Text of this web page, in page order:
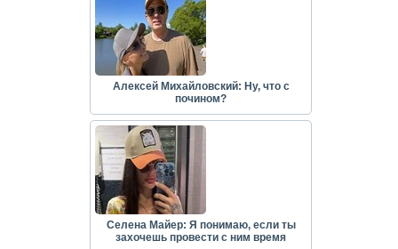
Алексей Михайловский: Ну, что с
почином?
Селена Майер: Я понимаю, если ты
захочешь провести с ним время